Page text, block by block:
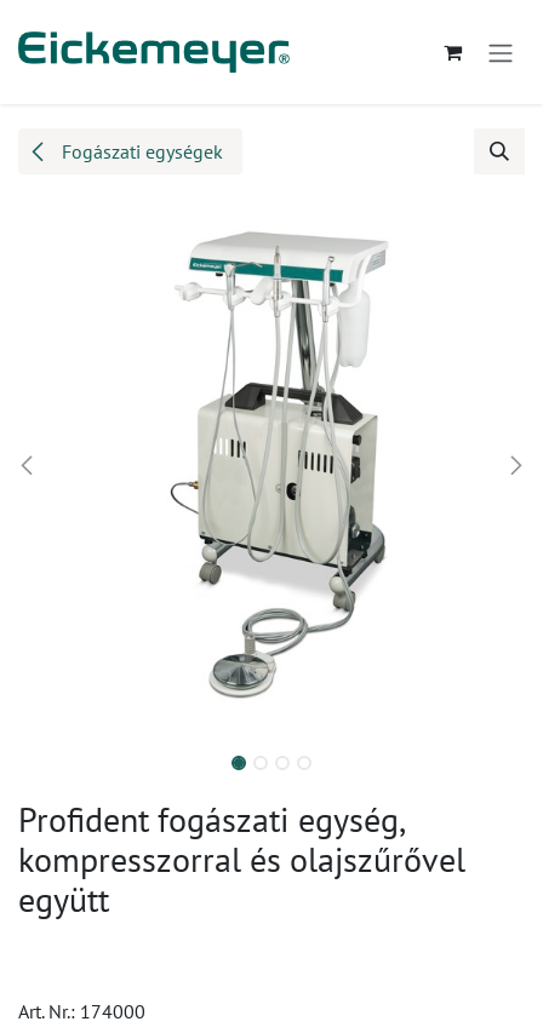
Fogászati egységek
Profident fogászati egység,
kompresszorral és olajszűrővel
együtt
Art. Nr.: 174000